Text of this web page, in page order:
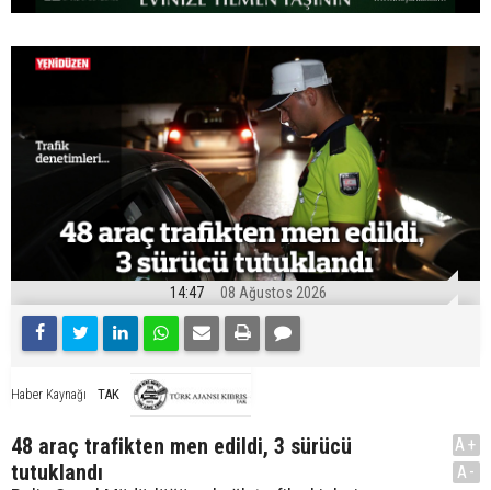
14:47 08 Ağustos 2026
Haber Kaynağı TAK
48 araç trafikten men edildi, 3 sürücü
tutuklandı
A+
A-